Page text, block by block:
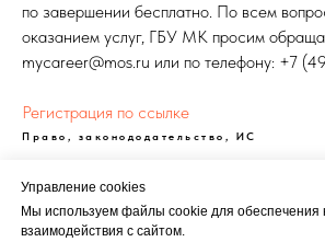
по завершении бесплатно. По всем
оказанием услуг, ГБУ МК просим
mycareer@mos.ru или по телефону: +7
Регистрация по ссылке
Право, законододательство, ИС
Управление cookies
Мы используем файлы cookie для обеспечения
взаимодействия с сайтом.